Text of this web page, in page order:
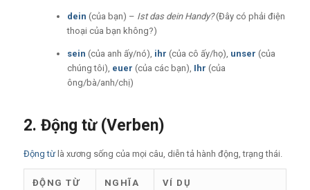
dein (của bạn) – Ist das dein Handy?(Đây có phải điện
thoại của bạn không?)
sein (của anh ấy/nó), ihr (của cô ấy/họ), unser (của
chúng tôi), euer (của các bạn), Ihr (của
ông/bà/anh/chị)
2. Động từ (Verben)
Động từlà xương sống của mọi câu, diễn tả hành động, trạng thái.
ĐỘNG TỪ NGHĨA VÍ DỤ